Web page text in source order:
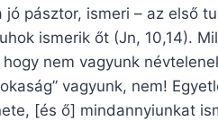
pásztor, ismeri – az első
ismerik őt (Jn, 10,14).
nem vagyunk
vagyunk, nem!
[és ő] mindannyiunkat